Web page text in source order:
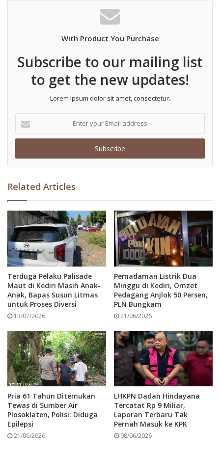
berharap pembangunan pagar museum yang
berada di Jalan Totok Kerot, Desa Menang,
Kecamatan Pagu, ini bisa rampung pada akhir
tahun mendatang.
“Insya Allah akhir November bisa selesai,”
ungkapnya.
Adapun proses pembangunan pagar museum
tersebut saat ini masih dalam proses
pelaksanaan tender pun diprediksi tak berjarak
jauh dengan tender Masjid An-Nur Pare dan
Stadion Gelora Daha Jayati (GDJ).
Meski demikian, pihaknya belum dapat
memastikan waktu pasti dimulainya kontrak
pengerjaan proyek, karena seluruh proses
pengadaan berada di bawah kewenangan Pokja.
“Kami belum bisa memastikan kapan tepatnya
pelaksanaan tender, tapi kalau perkiraan
kemungkinan besar bulan Juli,” imbuhnya.ind
Tags
Museum Kabupaten Kediri
Pembangunan Museum Kabupaten Kediri
Perkim kabupaten kediri
With Product You Purchase
Subscribe to our mailing list
to get the new updates!
Lorem ipsum dolor sit amet, consectetur.
your
Email
Related Articles
Terduga Pelaku Palisade
Maut di Kediri Masih Anak-
Anak, Bapas Susun Litmas
untuk Proses Diversi
13/07/2026
Pemadaman Listrik Dua
Minggu di Kediri, Omzet
Pedagang Anjlok 50 Persen,
PLN Bungkam
21/06/2026
Pria 61 Tahun Ditemukan
Tewas di Sumber Air
Plosoklaten, Polisi: Diduga
Epilepsi
21/06/2026
LHKPN Dadan Hindayana
Tercatat Rp 9 Miliar,
Laporan Terbaru Tak
Pernah Masuk ke KPK
08/06/2026